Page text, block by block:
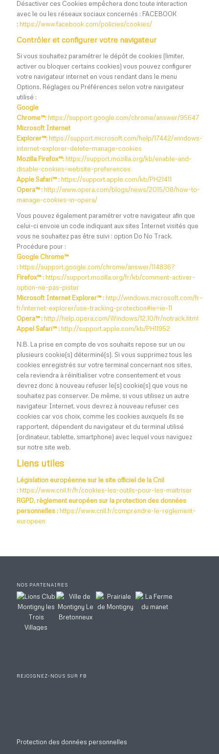
Désactiver ces Cookies empêchera donc toute interaction
avec le ou les réseaux sociaux concernés : FACEBOOK
: https://www.facebook.com/policies/cookies/
Contrôler et configurer votre navigateur
Si vous souhaitez paramétrer le dépôt de cookies (limiter,
activer ou bloquer certains cookies) vous pouvez configurer
votre navigateur internet en vous rendant dans le menu
Options, Réglages ou Préférences selon votre navigateur
utilisé :
Google
Chrome™: https://support.google.com/chrome/answer/95647
Microsoft Internet
Explorer™: https://support.microsoft.com/help/17442/windows-
internet-explorer-delete-manage-cookies
Mozilla Firefox™: https://support.mozilla.org/kb/enable-and-
disable-cookies-website-preferences
Apple Safari™ : https://support.apple.com/kb/PH21411
Opera™ : http://www.opera.com/blogs/news/2015/08/how-to-
manage-cookies-in-opera/
Vous pouvez également paramétrer votre navigateur afin que
celui-ci envoie un code indiquant aux sites Internet visités que
vous ne souhaitez pas être suivi : option Do No Track.
Procédure pour :
Google Chrome™
: https://support.google.com/chrome/answer/114836?
Firefox™ : https://support.mozilla.org/fr/kb/comment-activer-
option-ne-pas-pister
Microsoft Internet Explorer™ : http://windows.microsoft.com/fr-
fr/internet-explorer/use-tracking-protection#ie=ie-11
Opera™ : http://help.opera.com/Windows/12.10/fr/notrack.html
Appel Safari™ : http://support.apple.com/kb/PH11952
N.B. La prise en compte de vos souhaits repose sur un ou
plusieurs cookie(s) déterminé(s). Si vous supprimez tous les
cookies enregistrés sur votre terminal concernant nos sites,
cela reviendra à réinitialiser votre consentement et vous
devrez donc à nouveau refuser le(s) cookie(s) que vous ne
souhaitez pas conserver. De même, si vous utilisez un autre
navigateur Internet, vous devrez à nouveau refuser ces
cookies car vos choix, comme les cookies auxquels ils se
rapportent, dépendent du navigateur et du terminal utilisé
(ordinateur, tablette, smartphone) avec lequel vous naviguez
sur notre site web.
Liens utiles
Législation européenne sur le site officiel de la Cnil
: https://www.cnil.fr/fr/cookies-les-outils-pour-les-maitriser
RGPD, règlement européen sur la protection des données
personnelles : https://www.cnil.fr/comprendre-le-reglement-
europeen
NOS PARTENAIRES
REJOIGNEZ-NOUS SUR FB
Protection des données personnelles